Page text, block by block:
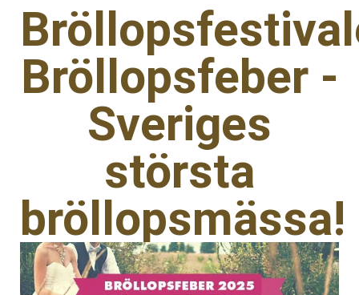
Bröllopsfeber -
Sveriges
största
bröllopsmässa!